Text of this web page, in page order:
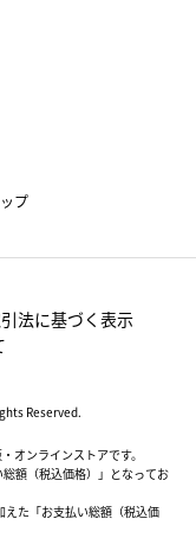
プ
法に基づく表示
Reserved.
オンラインストアです。
額（税込価格）」となってお
た「お支払い総額（税込価